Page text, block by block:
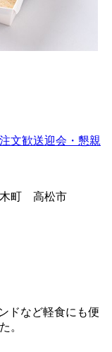
文歓送迎会・懇親
木町 高松市
ドなど軽食にも便
。